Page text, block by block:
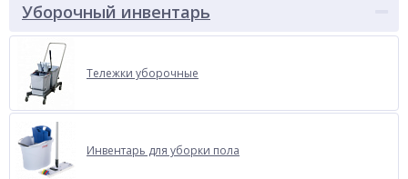
Уборочный инвентарь
Тележки уборочные
Инвентарь для уборки пола